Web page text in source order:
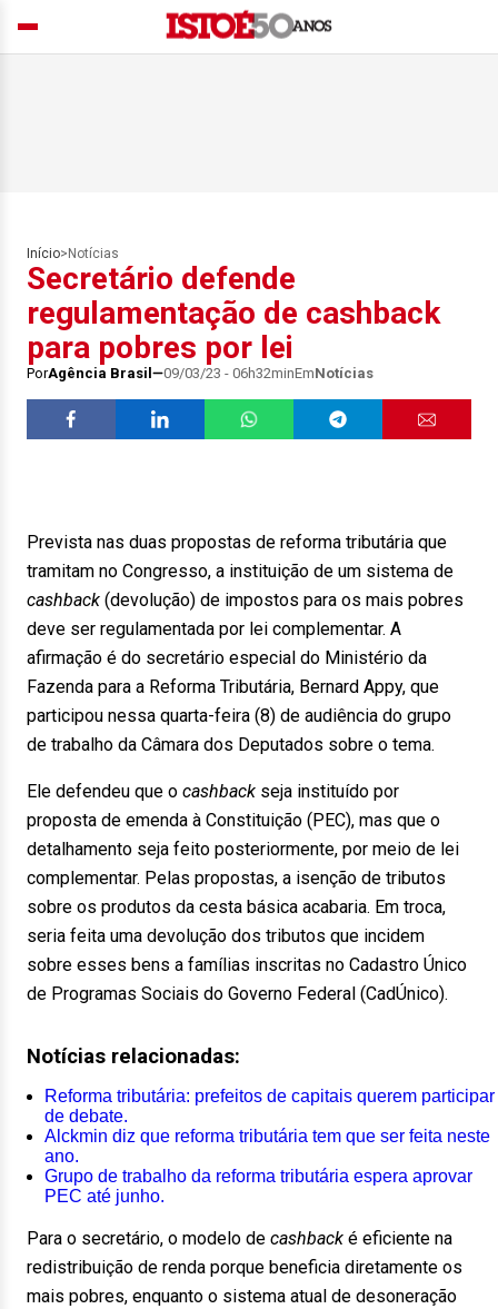
Início> Notícias
Secretário defende
regulamentação de cashback
para pobres por lei
PorAgência Brasil 09/03/23 - 06h32minEmNotícias
Prevista nas duas propostas de reforma tributária que
tramitam no Congresso, a instituição de um sistema de
cashback (devolução) de impostos para os mais pobres
deve ser regulamentada por lei complementar. A
afirmação é do secretário especial do Ministério da
Fazenda para a Reforma Tributária, Bernard Appy, que
participou nessa quarta-feira (8) de audiência do grupo
de trabalho da Câmara dos Deputados sobre o tema.
Ele defendeu que o cashback seja instituído por
proposta de emenda à Constituição (PEC), mas que o
detalhamento seja feito posteriormente, por meio de lei
complementar. Pelas propostas, a isenção de tributos
sobre os produtos da cesta básica acabaria. Em troca,
seria feita uma devolução dos tributos que incidem
sobre esses bens a famílias inscritas no Cadastro Único
de Programas Sociais do Governo Federal (CadÚnico).
Notícias relacionadas:
Reforma tributária: prefeitos de capitais querem participar
de debate.
Alckmin diz que reforma tributária tem que ser feita neste
ano.
Grupo de trabalho da reforma tributária espera aprovar
PEC até junho.
Para o secretário, o modelo de cashback é eficiente na
redistribuição de renda porque beneficia diretamente os
mais pobres, enquanto o sistema atual de desoneração